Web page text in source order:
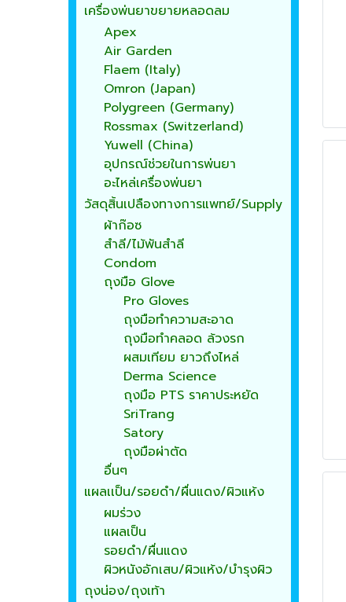
เครื่องพ่นยาขยายหลอดลม
Apex
Air Garden
Flaem (Italy)
Omron (Japan)
Polygreen (Germany)
Rossmax (Switzerland)
Yuwell (China)
อุปกรณ์ช่วยในการพ่นยา
อะไหล่เครื่องพ่นยา
วัสดุสิ้นเปลืองทางการแพทย์/Supply
ผ้าก๊อซ
สำลี/ไม้พันสำลี
Condom
ถุงมือ Glove
Pro Gloves
ถุงมือทำความสะอาด
ถุงมือทำคลอด ล้วงรก
ผสมเทียม ยาวถึงไหล่
Derma Science
ถุงมือ PTS ราคาประหยัด
SriTrang
Satory
ถุงมือผ่าตัด
อื่นๆ
แผลเเป็น/รอยดำ/ผื่นแดง/ผิวแห้ง
ผมร่วง
แผลเป็น
รอยดำ/ผื่นแดง
ผิวหนังอักเสบ/ผิวแห้ง/บำรุงผิว
ถุงน่อง/ถุงเท้า